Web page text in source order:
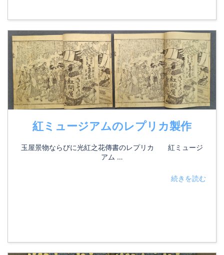
紅ミュージアムのレプリカ製作
玉屋景物ならびに光紅之花傳書のレプリカ 紅ミュージ
アム …
続きを読む